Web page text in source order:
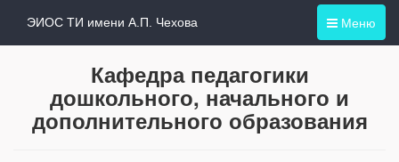
Меню
ЭИОС ТИ имени А.П. Чехова
Кафедра педагогики
дошкольного, начального и
дополнительного образования